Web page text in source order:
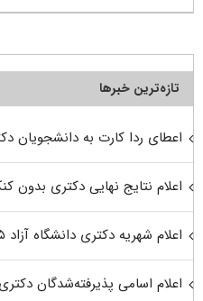
تازه‌ترین خبرها
اعطای ردا کارت به دانشجویان
اعلام نتایج نهایی دکتری بدون
اعلام شهریه دکتری دانشگاه آزاد ۱۴۰۵
اعلام اسامی پذیرفته‌شدگان